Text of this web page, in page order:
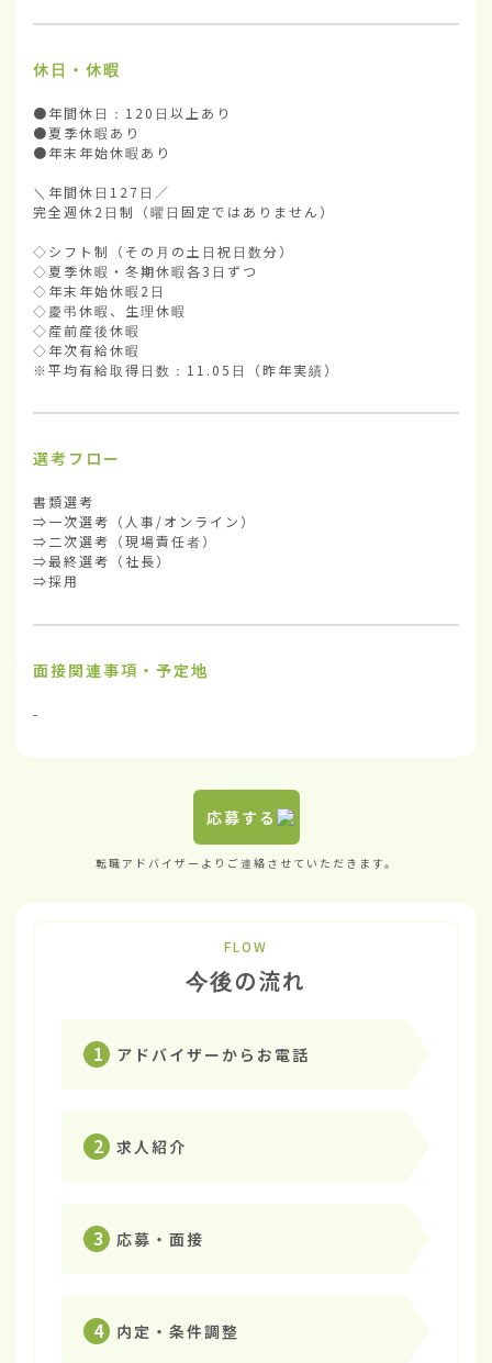
休日・休暇
●年間休日：120日以上あり
●夏季休暇あり
●年末年始休暇あり
＼年間休日127日／
完全週休2日制（曜日固定ではありません）
◇シフト制（その月の土日祝日数分）
◇夏季休暇・冬期休暇各3日ずつ
◇年末年始休暇2日
◇慶弔休暇、生理休暇
◇産前産後休暇
◇年次有給休暇
※平均有給取得日数：11.05日（昨年実績）
選考フロー
書類選考
⇒一次選考（人事/オンライン）
⇒二次選考（現場責任者）
⇒最終選考（社長）
⇒採用
面接関連事項・予定地
-
応募する
転職アドバイザーよりご連絡させていただきます。
FLOW
今後の流れ
1 アドバイザーからお電話
2 求人紹介
3 応募・面接
4 内定・条件調整